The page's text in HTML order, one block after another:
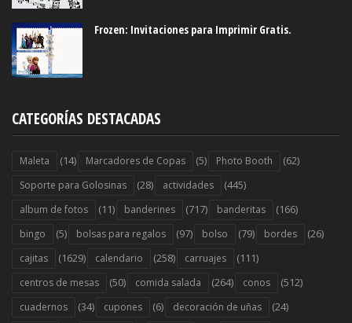
Frozen: Invitaciones para Imprimir Gratis.
CATEGORÍAS DESTACADAS
Maleta (14) Marcadores de Copas (5) Photo Booth (62)
Soporte para Golosinas (28) actividades (445)
album de fotos (11) banderines (717) banderitas (166)
bingo (5) bolsas para regalos (97) bolso (79) bordes (26)
cajitas (1629) calendario (258) carruajes (111)
centros de mesas (50) comida salada (264) conos (512)
cuadernos (34) cupones (6) decoración de uñas (24)